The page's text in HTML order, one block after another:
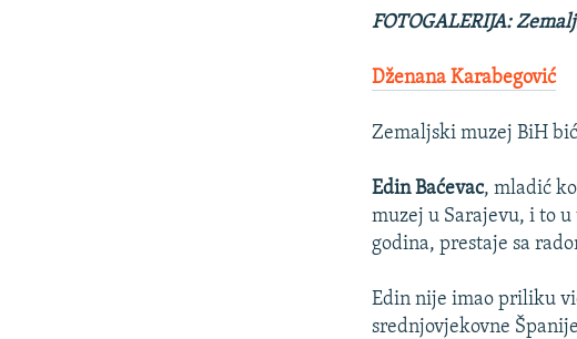
FOTOGALERIJA:
Dženana Karabegović
Zemaljski muzej BiH
Edin Baćevac, mladić
muzej u Sarajevu, i to
godina, prestaje sa
Edin nije imao priliku
srednjovjekovne